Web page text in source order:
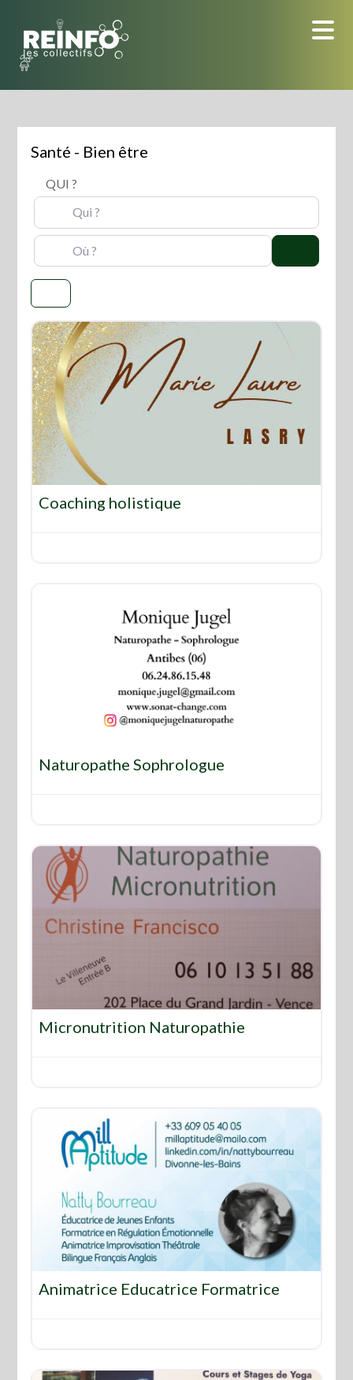
content
Santé - Bien être
QUI ?
OÙ ?
Coaching holistique
Naturopathe Sophrologue
Micronutrition Naturopathie
Animatrice Educatrice Formatrice